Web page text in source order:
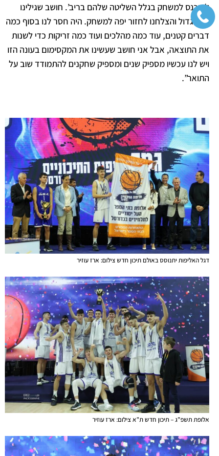
להיכנס למשחק בגלל השליטה שלהם בריב’. חושב שגילינו
אופי גדול והצלחנו לחזור יפה למשחק. היה חסר לנו בסוף כמה
דברים קטנים, עוד כמה מהלכים ועוד כמה זריקות כדי לשנות
את התוצאה, אבל אני חושב שעשינו את המקסימום בעונה הזו
ויש לנו עכשיו מספיק שנים ומספיק שחקנים להתמודד שוב על
התואר”.
דגל האליפות יתנוסס באולם תיכון חדש צילום: ארז עוזיר
אלופת תשפ”ג – תיכון חדש ת”א צילום: ארז עוזיר